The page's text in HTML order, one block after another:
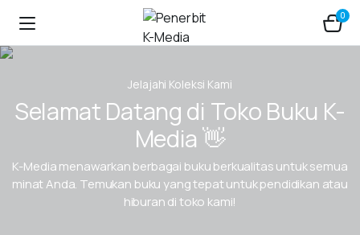
0
Jelajahi Koleksi Kami
Selamat Datang di Toko Buku K-
Media 👋
K-Media menawarkan berbagai buku berkualitas untuk semua
minat Anda. Temukan buku yang tepat untuk pendidikan atau
hiburan di toko kami!